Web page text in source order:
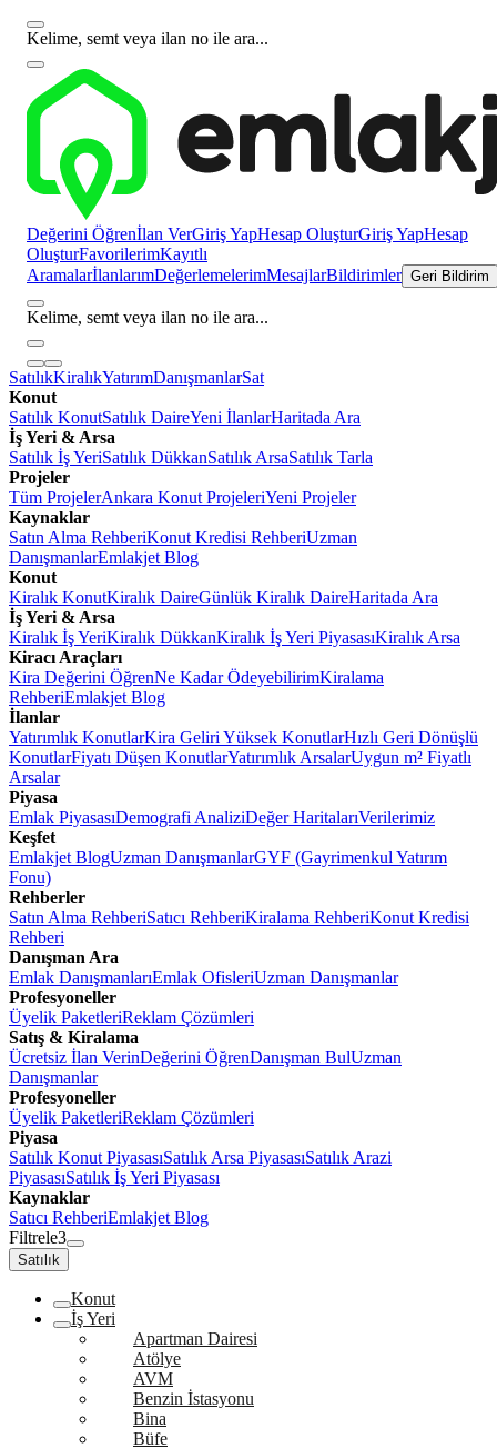
Kelime, semt veya ilan no ile ara...
Değerini Öğrenİlan VerGiriş YapHesap OluşturGiriş YapHesap
OluşturFavorilerimKayıtlı
AramalarİlanlarımDeğerlemelerimMesajlarBildirimler Geri Bildirim
Kelime, semt veya ilan no ile ara...
SatılıkKiralıkYatırımDanışmanlarSat
Konut
Satılık KonutSatılık DaireYeni İlanlarHaritada Ara
İş Yeri & Arsa
Satılık İş YeriSatılık DükkanSatılık ArsaSatılık Tarla
Projeler
Tüm ProjelerAnkara Konut ProjeleriYeni Projeler
Kaynaklar
Satın Alma RehberiKonut Kredisi RehberiUzman
DanışmanlarEmlakjet Blog
Konut
Kiralık KonutKiralık DaireGünlük Kiralık DaireHaritada Ara
İş Yeri & Arsa
Kiralık İş YeriKiralık DükkanKiralık İş Yeri PiyasasıKiralık Arsa
Kiracı Araçları
Kira Değerini ÖğrenNe Kadar ÖdeyebilirimKiralama
RehberiEmlakjet Blog
İlanlar
Yatırımlık KonutlarKira Geliri Yüksek KonutlarHızlı Geri Dönüşlü
KonutlarFiyatı Düşen KonutlarYatırımlık ArsalarUygun m² Fiyatlı
Arsalar
Piyasa
Emlak PiyasasıDemografi AnaliziDeğer HaritalarıVerilerimiz
Keşfet
Emlakjet BlogUzman DanışmanlarGYF (Gayrimenkul Yatırım
Fonu)
Rehberler
Satın Alma RehberiSatıcı RehberiKiralama RehberiKonut Kredisi
Rehberi
Danışman Ara
Emlak DanışmanlarıEmlak OfisleriUzman Danışmanlar
Profesyoneller
Üyelik PaketleriReklam Çözümleri
Satış & Kiralama
Ücretsiz İlan VerinDeğerini ÖğrenDanışman BulUzman
Danışmanlar
Profesyoneller
Üyelik PaketleriReklam Çözümleri
Piyasa
Satılık Konut PiyasasıSatılık Arsa PiyasasıSatılık Arazi
PiyasasıSatılık İş Yeri Piyasası
Kaynaklar
Satıcı RehberiEmlakjet Blog
Filtrele3
Satılık
Konut
İş Yeri
Apartman Dairesi
Atölye
AVM
Benzin İstasyonu
Bina
Büfe